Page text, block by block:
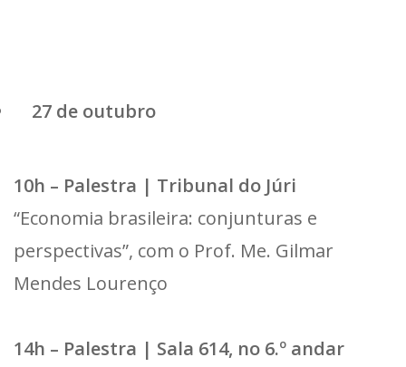
27 de outubro
10h – Palestra | Tribunal do Júri
“Economia brasileira: conjunturas e
perspectivas”, com o Prof. Me. Gilmar
Mendes Lourenço
14h – Palestra | Sala 614, no 6.º andar